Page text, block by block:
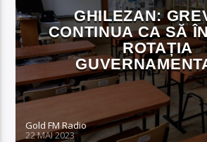
GHILEZAN:
CONTINUA CA SĂ
ROTAȚIA
Gold FM Radio
22 MAI 2023